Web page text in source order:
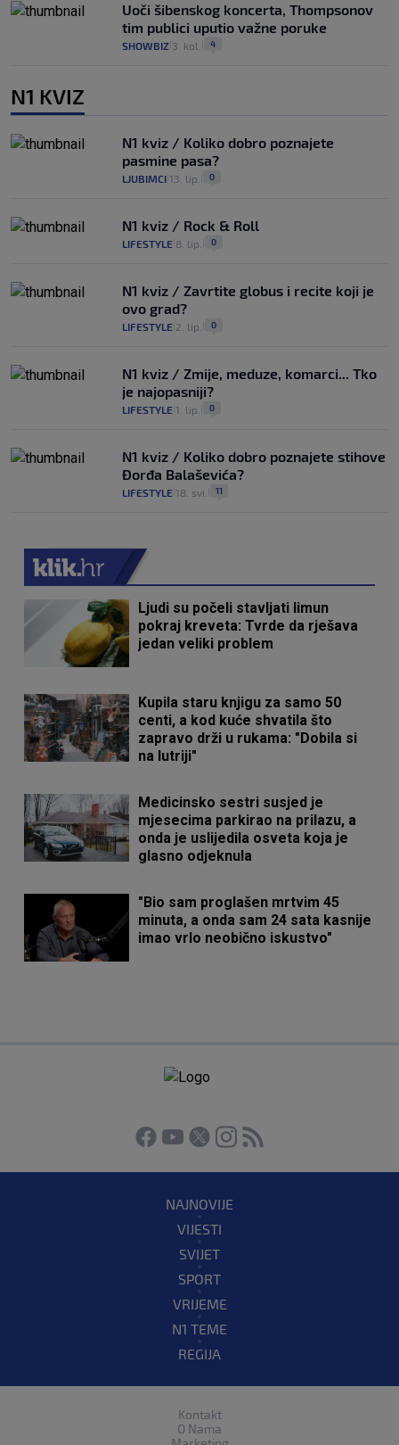
Uoči šibenskog koncerta, Thompsonov
tim publici uputio važne poruke
SHOWBIZ 3. kol. 4
N1 KVIZ
N1 kviz / Koliko dobro poznajete
pasmine pasa?
LJUBIMCI 13. lip. 0
N1 kviz / Rock & Roll
LIFESTYLE 8. lip. 0
N1 kviz / Zavrtite globus i recite koji je
ovo grad?
LIFESTYLE 2. lip. 0
N1 kviz / Zmije, meduze, komarci... Tko
je najopasniji?
LIFESTYLE 1. lip. 0
N1 kviz / Koliko dobro poznajete stihove
Đorđa Balaševića?
LIFESTYLE 18. svi. 11
Ljudi su počeli stavljati limun
pokraj kreveta: Tvrde da rješava
jedan veliki problem
Kupila staru knjigu za samo 50
centi, a kod kuće shvatila što
zapravo drži u rukama: "Dobila si
na lutriji"
Medicinsko sestri susjed je
mjesecima parkirao na prilazu, a
onda je uslijedila osveta koja je
glasno odjeknula
"Bio sam proglašen mrtvim 45
minuta, a onda sam 24 sata kasnije
imao vrlo neobično iskustvo"
NAJNOVIJE
VIJESTI
SVIJET
SPORT
VRIJEME
N1 TEME
REGIJA
Kontakt
O Nama